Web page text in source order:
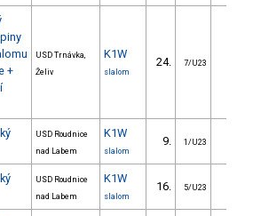
+
USD Trnávka,
Želiv
K1W
slalom
24. 7/U23
USD Roudnice
nad Labem
K1W
slalom
9. 1/U23
USD Roudnice
nad Labem
K1W
slalom
16. 5/U23